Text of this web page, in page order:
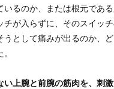
いるのか、または根元であ
チが入らずに、そのスイッ
うとして痛みが出るのか、
い上腕と前腕の筋肉を、刺